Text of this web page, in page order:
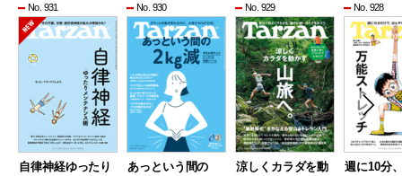
No. 931
自律神経ゆったり
No. 930
あっという間の
No. 929
涼しくカラダを動
No. 928
週に10分